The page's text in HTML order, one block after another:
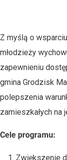
Z myślą o
młodzieży
zapewnieniu
gmina Grodzisk
polepszenia
zamieszkałych na
Cele programu:
Zwiększenie